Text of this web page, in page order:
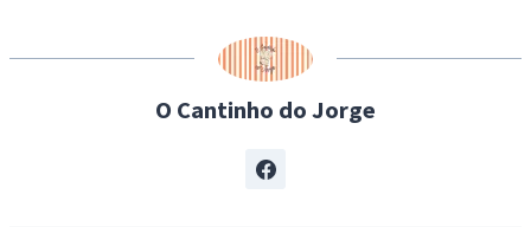
g
O Cantinho do Jorge